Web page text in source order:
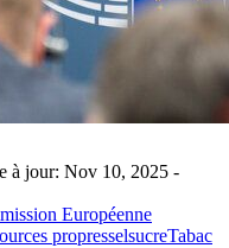
à jour: Nov 10, 2025 -
Européenne
propresselsucreTabac